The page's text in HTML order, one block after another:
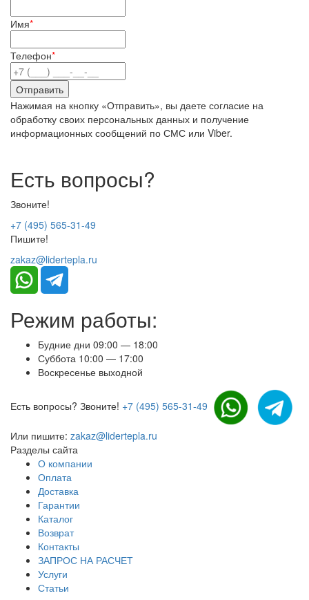
Имя*
Телефон*
Нажимая на кнопку «Отправить», вы даете согласие на
обработку своих персональных данных и получение
информационных сообщений по СМС или Viber.
Есть вопросы?
Звоните!
+7 (495) 565-31-49
Пишите!
zakaz@lidertepla.ru
Режим работы:
Будние дни 09:00 — 18:00
Суббота 10:00 — 17:00
Воскресенье выходной
Есть вопросы? Звоните! +7 (495) 565-31-49
Или пишите: zakaz@lidertepla.ru
Разделы сайта
О компании
Оплата
Доставка
Гарантии
Каталог
Возврат
Контакты
ЗАПРОС НА РАСЧЕТ
Услуги
Статьи